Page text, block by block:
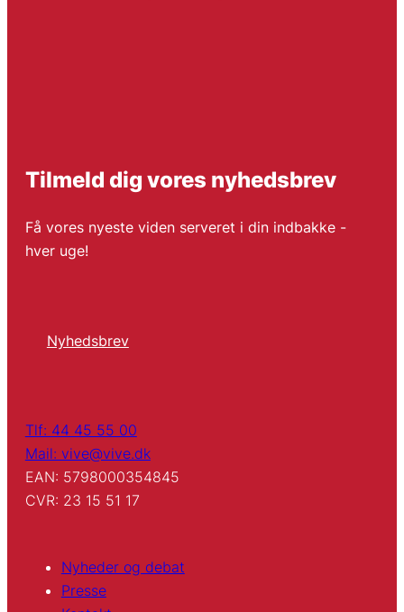
Tilmeld dig vores nyhedsbrev
Få vores nyeste viden serveret i din indbakke -
hver uge!
Nyhedsbrev
Tlf: 44 45 55 00
Mail: vive@vive.dk
EAN: 5798000354845
CVR: 23 15 51 17
Nyheder og debat
Presse